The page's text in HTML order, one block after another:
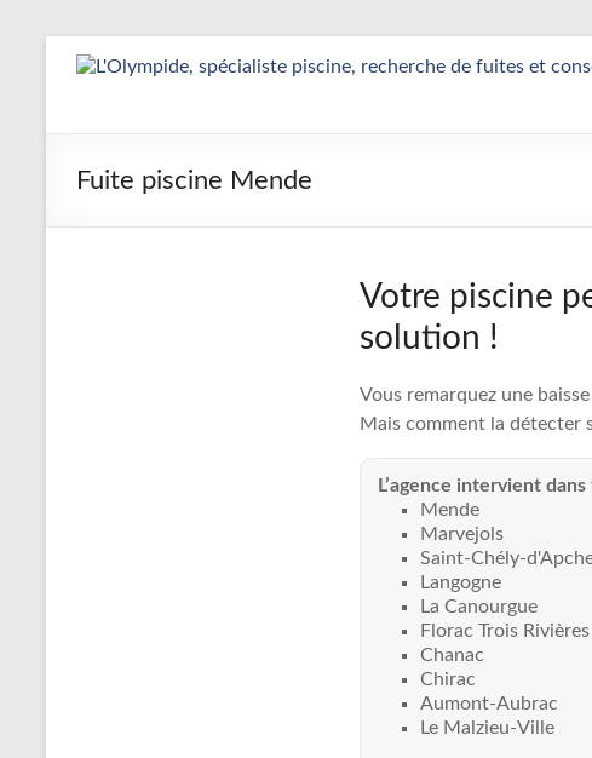
Détection
Réparation
Fuite piscine Mende
Votre piscine
solution !
Vous remarquez une
Mais comment la détecter
L’agence intervient
Mende
Marvejols
Saint-Chély-
Langogne
La Canourgue
Florac Trois Rivières
Chanac
Chirac
Aumont-Aubrac
Le Malzieu-Ville